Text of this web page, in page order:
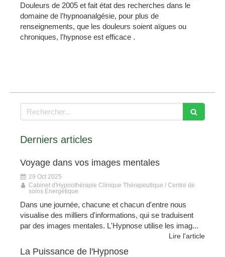
Douleurs de 2005 et fait état des recherches dans le
domaine de l'hypnoanalgésie, pour plus de
renseignements, que les douleurs soient aïgues ou
chroniques, l'hypnose est efficace .
Rechercher
Derniers articles
Voyage dans vos images mentales
29 Oct 2025
Cabinet d'Hypnothérapie Clinique Thérapeutique / Centre de
soins Energétique
Dans une journée, chacune et chacun d'entre nous
visualise des milliers d'informations, qui se traduisent
par des images mentales. L'Hypnose utilise les imag...
Lire l'article
La Puissance de l'Hypnose